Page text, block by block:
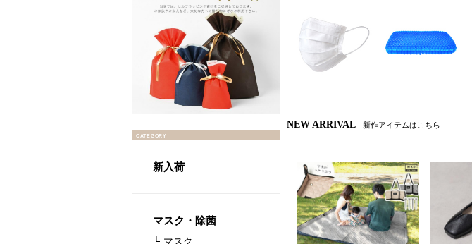
NEW ARRIVAL 新作アイテムはこちら